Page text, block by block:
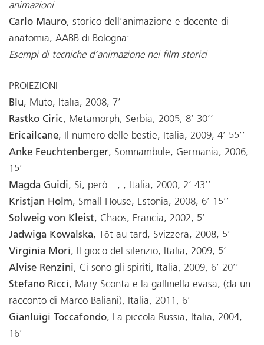
animazioni
Carlo Mauro, storico dell’animazione e docente di
anatomia, AABB di Bologna:
Esempi di tecniche d’animazione nei film storici
PROIEZIONI
Blu, Muto, Italia, 2008, 7’
Rastko Ciric, Metamorph, Serbia, 2005, 8’ 30’’
Ericailcane, Il numero delle bestie, Italia, 2009, 4’ 55’’
Anke Feuchtenberger, Somnambule, Germania, 2006,
15’
Magda Guidi, Sì, però…, , Italia, 2000, 2’ 43’’
Kristjan Holm, Small House, Estonia, 2008, 6’ 15’’
Solweig von Kleist, Chaos, Francia, 2002, 5’
Jadwiga Kowalska, Tȏt au tard, Svizzera, 2008, 5’
Virginia Mori, Il gioco del silenzio, Italia, 2009, 5’
Alvise Renzini, Ci sono gli spiriti, Italia, 2009, 6’ 20’’
Stefano Ricci, Mary Sconta e la gallinella evasa, (da un
racconto di Marco Baliani), Italia, 2011, 6’
Gianluigi Toccafondo, La piccola Russia, Italia, 2004,
16’